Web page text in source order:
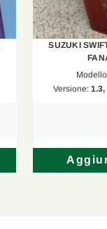
SUZUKI
Versione: